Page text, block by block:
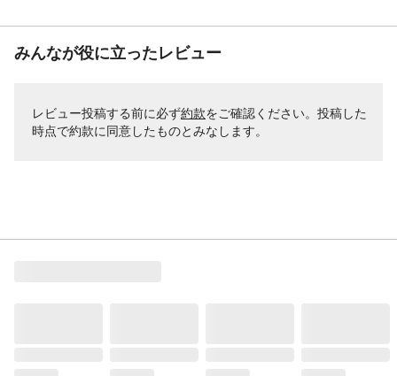
みんなが役に立ったレビュー
レビュー投稿する前に必ず約款をご確認ください。投稿した
時点で約款に同意したものとみなします。